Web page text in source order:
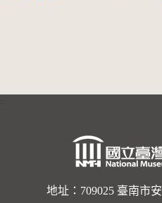
地址：709025 臺南市